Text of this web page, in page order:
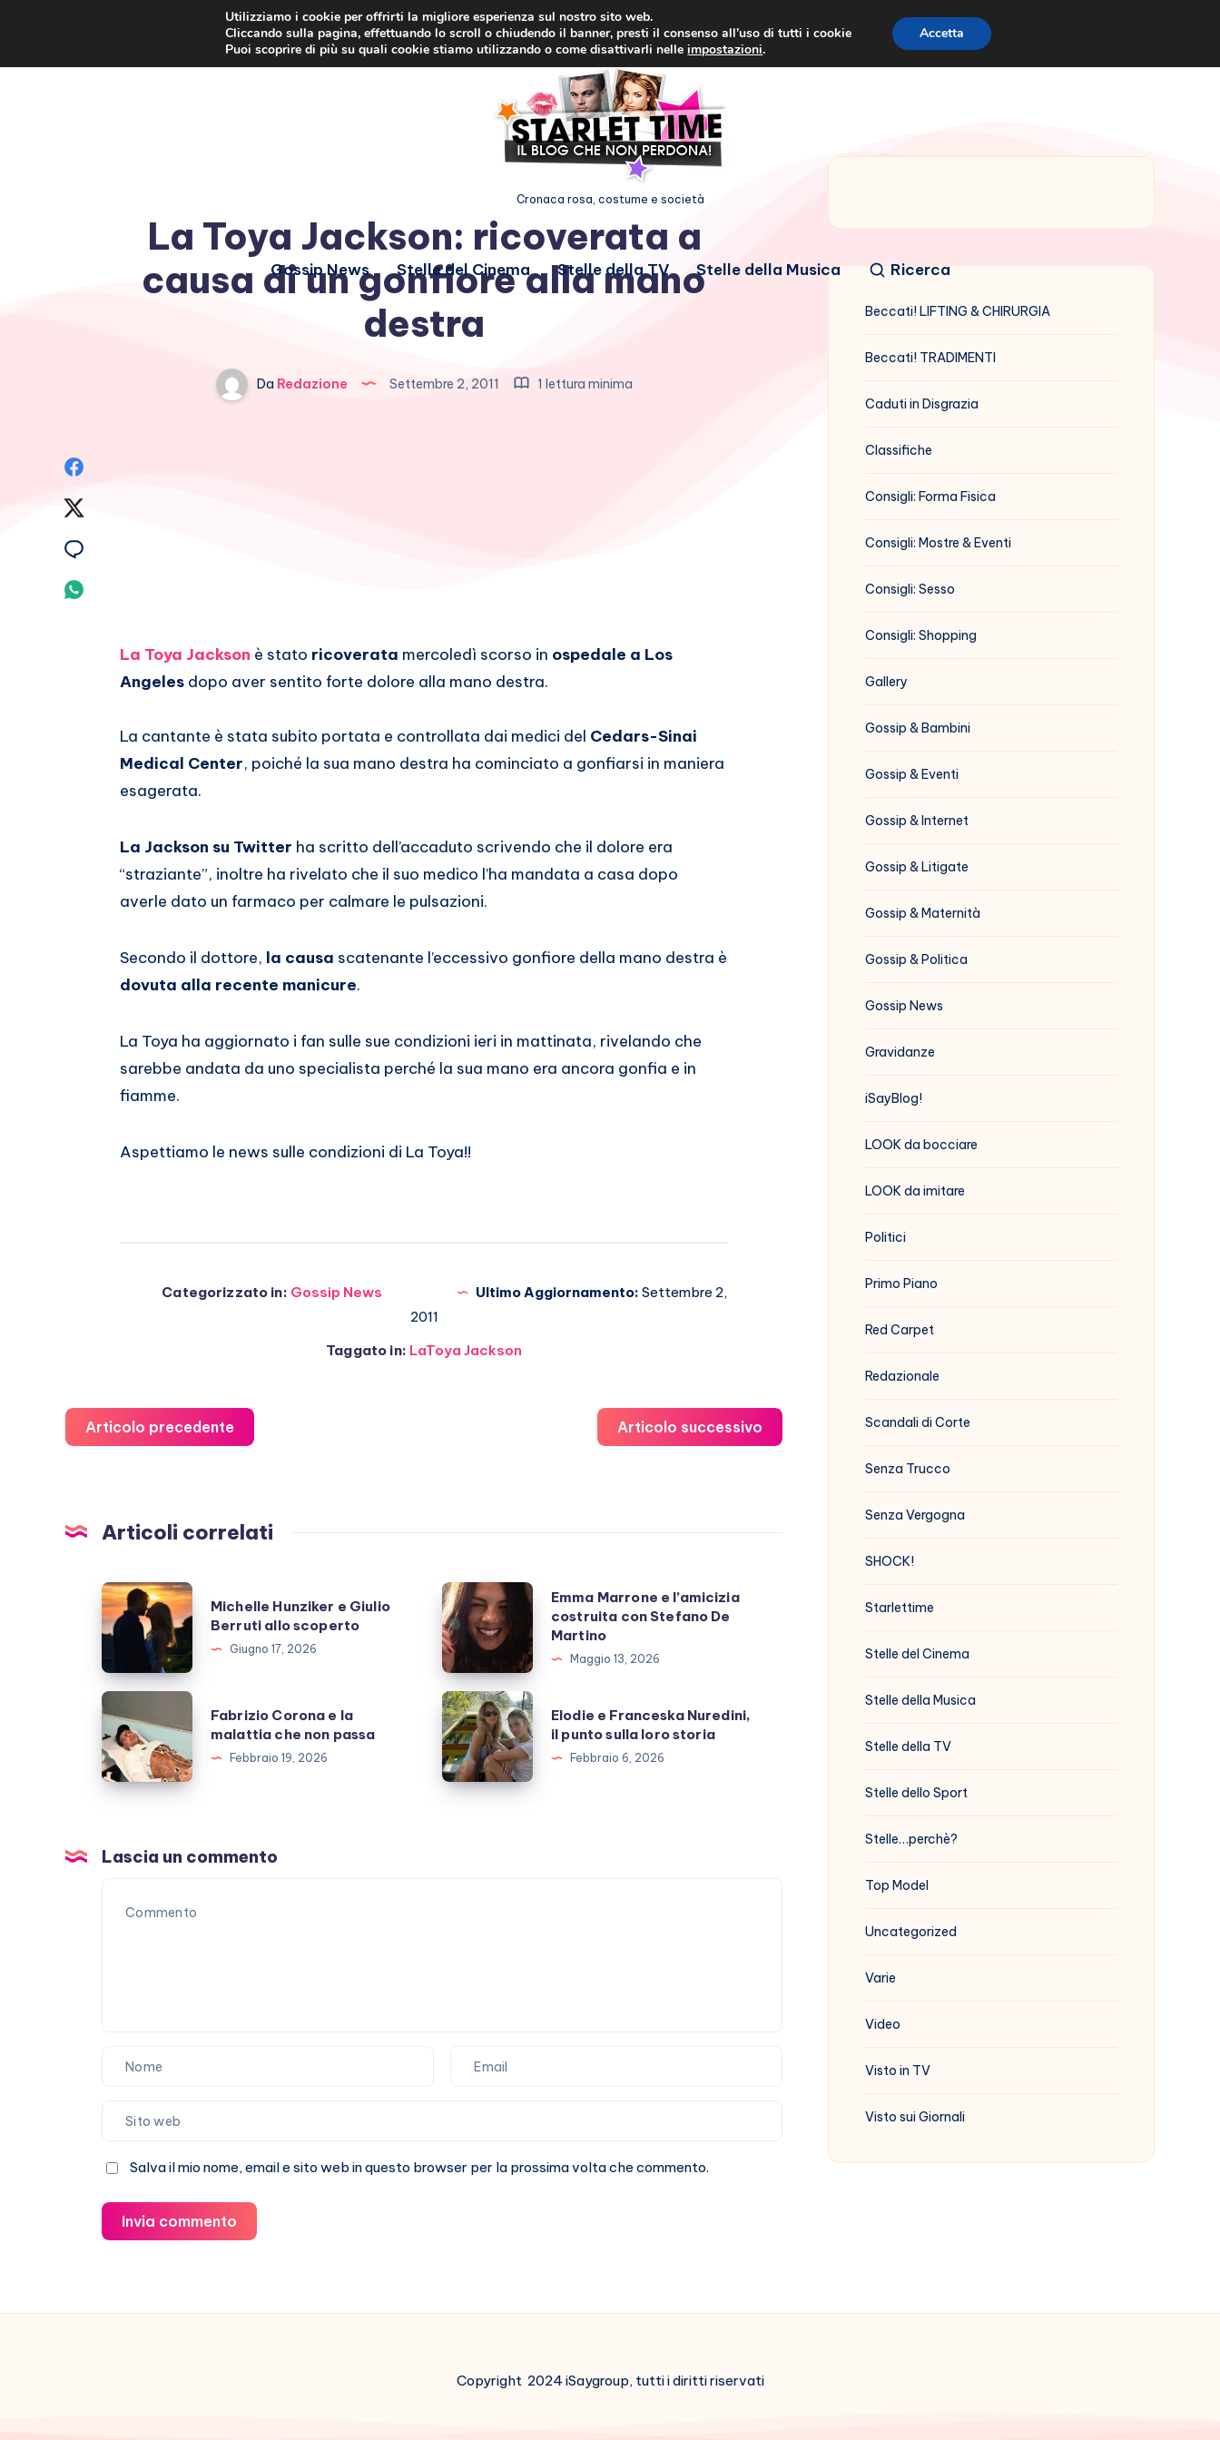
Cronaca rosa, costume e società
Gossip News Stelle del Cinema Stelle della TV Stelle della Musica Ricerca
La Toya Jackson: ricoverata a
causa di un gonfiore alla mano
destra
DaRedazione Settembre 2, 2011 1 lettura minima
Whatsapp
La Toya Jackson è stato ricoverata mercoledì scorso in ospedale a Los
Angeles dopo aver sentito forte dolore alla mano destra.
La cantante è stata subito portata e controllata dai medici del Cedars-Sinai
Medical Center, poiché la sua mano destra ha cominciato a gonfiarsi in maniera
esagerata.
La Jackson su Twitter ha scritto dell’accaduto scrivendo che il dolore era
“straziante”, inoltre ha rivelato che il suo medico l’ha mandata a casa dopo
averle dato un farmaco per calmare le pulsazioni.
Secondo il dottore, la causa scatenante l’eccessivo gonfiore della mano destra è
dovuta alla recente manicure.
La Toya ha aggiornato i fan sulle sue condizioni ieri in mattinata, rivelando che
sarebbe andata da uno specialista perché la sua mano era ancora gonfia e in
fiamme.
Aspettiamo le news sulle condizioni di La Toya!!
Categorizzato in: Gossip News Ultimo Aggiornamento: Settembre 2,
2011
Taggato in: LaToya Jackson
Articolo precedente Articolo successivo
Articoli correlati
Michelle
Hunziker
Giulio
Berruti
allo
scoperto
Michelle Hunziker e Giulio
Berruti allo scoperto
Giugno 17, 2026
Emma
Marrone
e
l’amicizia
costruita
con
Stefano
De
Emma Marrone e l’amicizia
costruita con Stefano De
Martino
Maggio 13, 2026
Fabrizio
Corona
e
la
non
passa
Fabrizio Corona e la
malattia che non passa
Febbraio 19, 2026
Elodie
e
Franceska
Nuredini,
loro
Elodie e Franceska Nuredini,
il punto sulla loro storia
Febbraio 6, 2026
Lascia un commento
Salva il mio nome, email e sito web in questo browser per la prossima volta che commento.
Invia commento
Beccati! LIFTING & CHIRURGIA
Beccati! TRADIMENTI
Caduti in Disgrazia
Classifiche
Consigli: Forma Fisica
Consigli: Mostre & Eventi
Consigli: Sesso
Consigli: Shopping
Gallery
Gossip & Bambini
Gossip & Eventi
Gossip & Internet
Gossip & Litigate
Gossip & Maternità
Gossip & Politica
Gossip News
Gravidanze
iSayBlog!
LOOK da bocciare
LOOK da imitare
Politici
Primo Piano
Red Carpet
Redazionale
Scandali di Corte
Senza Trucco
Senza Vergogna
SHOCK!
Starlettime
Stelle del Cinema
Stelle della Musica
Stelle della TV
Stelle dello Sport
Stelle…perchè?
Top Model
Uncategorized
Varie
Video
Visto in TV
Visto sui Giornali
Copyright 2024 iSaygroup, tutti i diritti riservati
Utilizziamo i cookie per offrirti la migliore esperienza sul nostro sito web.
Cliccando sulla pagina, effettuando lo scroll o chiudendo il banner, presti il consenso all’uso di tutti i cookie
Puoi scoprire di più su quali cookie stiamo utilizzando o come disattivarli nelleimpostazioni.
Accetta